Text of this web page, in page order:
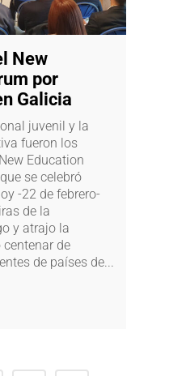
New
por
Galicia
juvenil y la
fueron los
Education
se celebró
-22 de febrero-
de la
y atrajo la
de
de países de...